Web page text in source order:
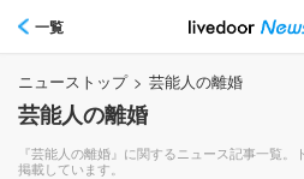
一覧
ニューストップ > 芸能人の離婚
芸能人の離婚
『芸能人の離婚』に関するニュース記事一覧
掲載しています。